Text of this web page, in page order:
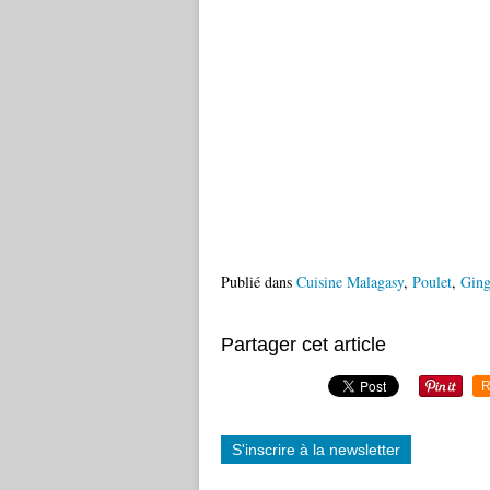
Publié dans Cuisine Malagasy, Poulet,
Partager cet article
S'inscrire à la newsletter